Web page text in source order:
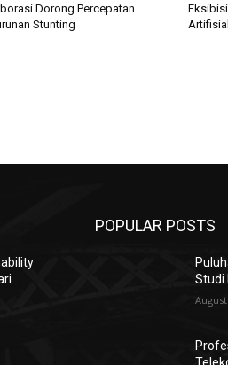
Dorong Percepatan
Stunting
POPULAR POSTS
Studi